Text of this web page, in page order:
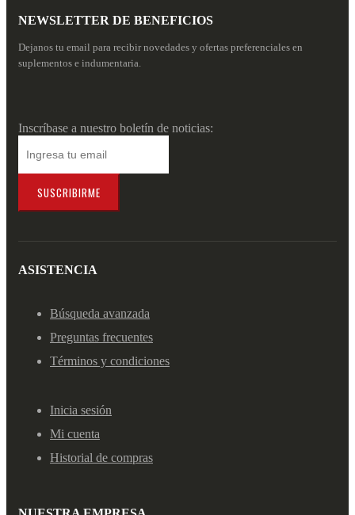
NEWSLETTER DE BENEFICIOS
Dejanos tu email para recibir novedades y ofertas preferenciales en
suplementos e indumentaria.
Inscríbase a nuestro boletín de noticias:
SUSCRIBIRME
ASISTENCIA
Búsqueda avanzada
Preguntas frecuentes
Términos y condiciones
Inicia sesión
Mi cuenta
Historial de compras